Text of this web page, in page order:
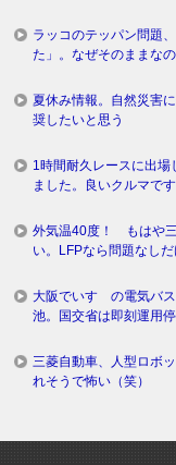
ラッコのテッパン問題
た」。なぜそのままな
夏休み情報。自然災害
奨したいと思う
1時間耐久レースに出場
ました。良いクルマで
外気温40度！ もはや
い。LFPなら問題なし
大阪でいすゞの電気バ
池。国交省は即刻運用停
三菱自動車、人型ロボ
れそうで怖い（笑）